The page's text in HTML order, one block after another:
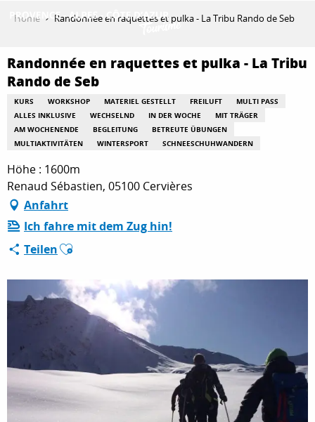
principal
ENTDECKEN
AKTIVITÄTEN
AUFENTHALT
ESPACE PRO
Home Randonnée en raquettes et pulka - La Tribu Rando de Seb
Randonnée en raquettes et pulka - La Tribu
Rando de Seb
KURS WORKSHOP MATERIEL GESTELLT FREILUFT
MULTI PASS
ALLES INKLUSIVE
WECHSELND IN DER WOCHE
MIT TRÄGER
AM WOCHENENDE
BEGLEITUNG
BETREUTE ÜBUNGEN
MULTIAKTIVITÄTEN
WINTERSPORT SCHNEESCHUHWANDERN
Höhe : 1600m
Renaud Sébastien, 05100 Cervières
Anfahrt
Ich fahre mit dem Zug hin!
TeilenAjouter aux favoris